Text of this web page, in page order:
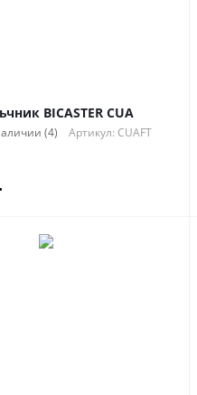
BICASTER CUA
(4) Артикул: CUAFT